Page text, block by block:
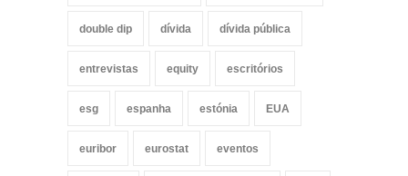
double dip dívida dívida pública
entrevistas equity escritórios
esg espanha estónia EUA
euribor eurostat eventos